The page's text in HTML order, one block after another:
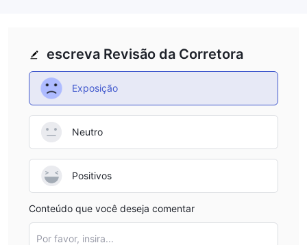
escreva Revisão da Corretora
Exposição
Neutro
Positivos
Conteúdo que você deseja comentar
Por favor, insira...